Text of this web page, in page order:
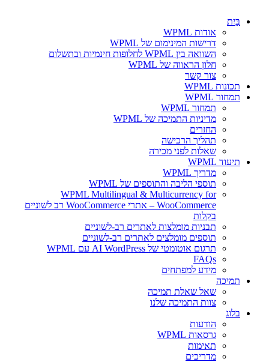
בַּיִת
אודות WPML
דרישות המינימום של WPML
השוואה בין WPML לחלופות חינמיות ובתשלום
חלון הראווה של WPML
צור קשר
תכונות WPML
תמחור WPML
תמחור WPML
מדיניות התמיכה של WPML
החזרים
תהליך הרכישה
שאלות לפני מכירה
תיעוד WPML
מדריך WPML
תוספי הליבה והתוספים של WPML
WPML Multilingual & Multicurrency for
WooCommerce – אתרי WooCommerce רב לשוניים
בקלות
תבניות מומלצות לאתרים רב-לשוניים
תוספים מומלצים לאתרים רב-לשוניים
תרגום אוטומטי של AI WordPress עם WPML
FAQs
מידע למפתחים
תמיכה
שאל שאלת תמיכה
צוות התמיכה שלנו
בלוג
הודעות
גרסאות WPML
תאימות
מדריכים